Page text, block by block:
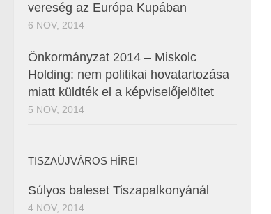
vereség az Európa Kupában
6 NOV, 2014
Önkormányzat 2014 – Miskolc
Holding: nem politikai hovatartozása
miatt küldték el a képviselőjelöltet
5 NOV, 2014
TISZAÚJVÁROS HÍREI
Súlyos baleset Tiszapalkonyánál
4 NOV, 2014